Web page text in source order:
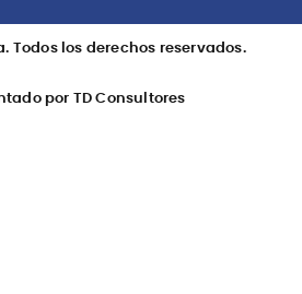
Todos los derechos reservados.
por TD Consultores